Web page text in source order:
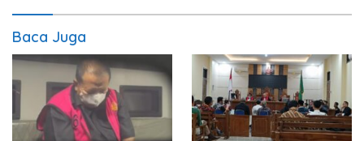
Baca Juga